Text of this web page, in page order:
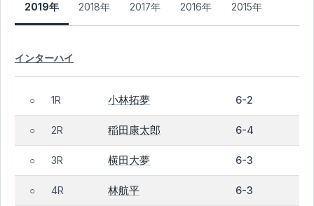
2019年 2018年 2017年 2016年 2015年
インターハイ
○ 1R 小林拓夢 6-2
○ 2R 稲田康太郎 6-4
○ 3R 横田大夢 6-3
○ 4R 林航平 6-3